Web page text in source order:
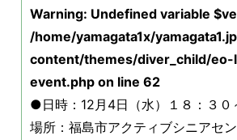
Warning: Undefined variable
/home/yamagata1x/
content/themes/diver_child/
event.php on line 62
●日時：12月4日（水）１８：３
場所：福島市アクティブシニアセ